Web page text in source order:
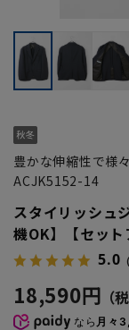
豊かな伸縮性で様
ACJK5152-14
スタイリッシュ
機OK】【セット
5.0
18,590円
なら 月々